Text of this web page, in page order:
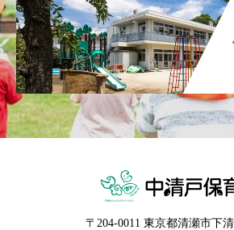
〒204-0011 東京都清瀬市下